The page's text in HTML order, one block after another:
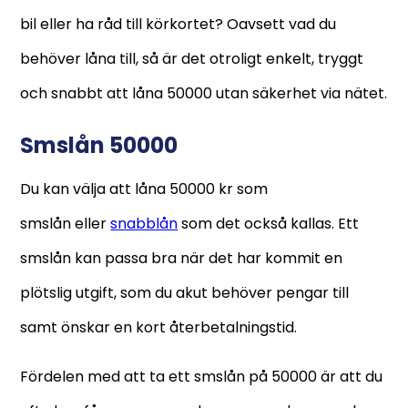
bil eller ha råd till körkortet? Oavsett vad du
behöver låna till, så är det otroligt enkelt, tryggt
och snabbt att låna 50000 utan säkerhet via nätet.
Smslån 50000
Du kan välja att låna 50000 kr som
smslån ellersnabblånsom det också kallas. Ett
smslån kan passa bra när det har kommit en
plötslig utgift, som du akut behöver pengar till
samt önskar en kort återbetalningstid.
Fördelen med att ta ett smslån på 50000 är att du